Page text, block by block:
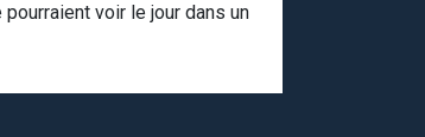
voir le jour dans un